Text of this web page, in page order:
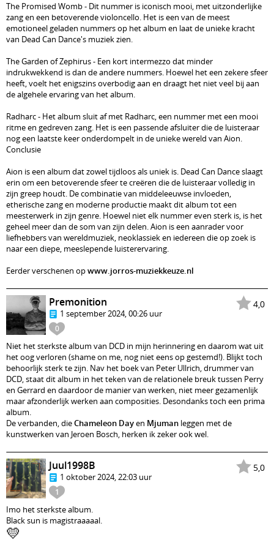
The Promised Womb - Dit nummer is iconisch mooi, met uitzonderlijke
zang en een betoverende violoncello. Het is een van de meest
emotioneel geladen nummers op het album en laat de unieke kracht
van Dead Can Dance's muziek zien.
The Garden of Zephirus - Een kort intermezzo dat minder
indrukwekkend is dan de andere nummers. Hoewel het een zekere sfeer
heeft, voelt het enigszins overbodig aan en draagt het niet veel bij aan
de algehele ervaring van het album.
Radharc - Het album sluit af met Radharc, een nummer met een mooi
ritme en gedreven zang. Het is een passende afsluiter die de luisteraar
nog een laatste keer onderdompelt in de unieke wereld van Aion.
Conclusie
Aion is een album dat zowel tijdloos als uniek is. Dead Can Dance slaagt
erin om een betoverende sfeer te creëren die de luisteraar volledig in
zijn greep houdt. De combinatie van middeleeuwse invloeden,
etherische zang en moderne productie maakt dit album tot een
meesterwerk in zijn genre. Hoewel niet elk nummer even sterk is, is het
geheel meer dan de som van zijn delen. Aion is een aanrader voor
liefhebbers van wereldmuziek, neoklassiek en iedereen die op zoek is
naar een diepe, meeslepende luisterervaring.
Eerder verschenen opwww.jorros-muziekkeuze.nl
4,0
0
Premonition
1 september 2024, 00:26 uur
Niet het sterkste album van DCD in mijn herinnering en daarom wat uit
het oog verloren (shame on me, nog niet eens op gestemd!). Blijkt toch
behoorlijk sterk te zijn. Nav het boek van Peter Ullrich, drummer van
DCD, staat dit album in het teken van de relationele breuk tussen Perry
en Gerrard en daardoor de manier van werken, niet meer gezamenlijk
maar afzonderlijk werken aan composities. Desondanks toch een prima
album.
De verbanden, dieChameleon Dayen Mjuman leggen met de
kunstwerken van Jeroen Bosch, herken ik zeker ook wel.
5,0
1
Juul1998B
1 oktober 2024, 22:03 uur
Imo het sterkste album.
Black sun is magistraaaaal.
💛